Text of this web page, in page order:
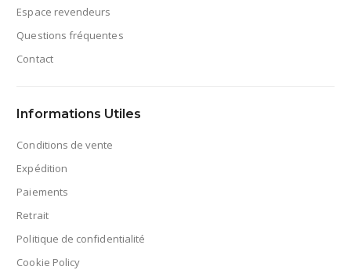
Espace revendeurs
Questions fréquentes
Contact
Informations Utiles
Conditions de vente
Expédition
Paiements
Retrait
Politique de confidentialité
Cookie Policy